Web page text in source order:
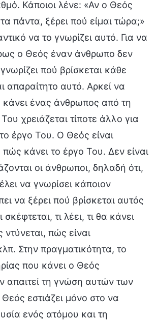
Κάποιοι λένε: «Αν ο Θεός
πάντα, ξέρει πού είμαι τώρα;»
να το γνωρίζει αυτό. Για να
ο Θεός έναν άνθρωπο δεν
πού βρίσκεται κάθε
απαραίτητο αυτό. Αρκεί να
κάνει ένας άνθρωπος από τη
χρειάζεται τίποτε άλλο για
έργο Του. Ο Θεός είναι
πώς κάνει το έργο Του. Δεν είναι
οι άνθρωποι, δηλαδή ότι,
να γνωρίσει κάποιον
να ξέρει πού βρίσκεται αυτός
τι λέει, τι θα κάνει
πώς είναι
Στην πραγματικότητα, το
που κάνει ο Θεός
απαιτεί τη γνώση αυτών των
εστιάζει μόνο στο να
ενός ατόμου και τη